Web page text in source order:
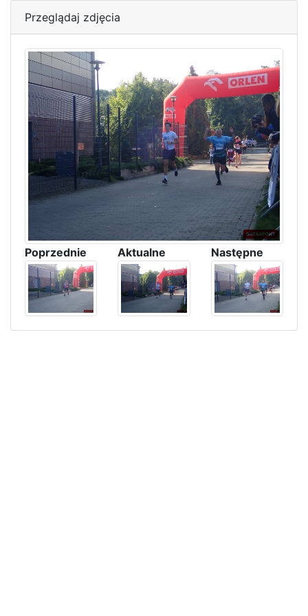
Przeglądaj zdjęcia
Poprzednie Aktualne Następne